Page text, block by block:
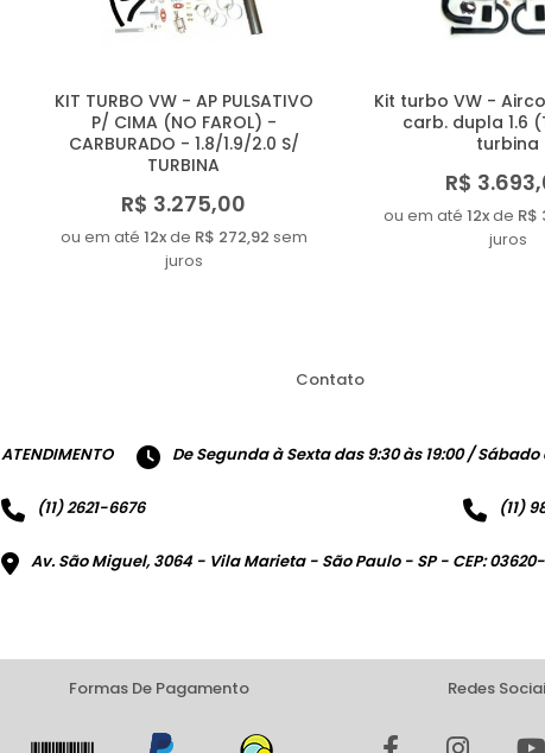
KIT TURBO VW - AP PULSATIVO
P/ CIMA (NO FAROL) -
CARBURADO - 1.8/1.9/2.0 S/
TURBINA
R$ 3.275,00
ou em até 12xde R$ 272,92 sem
juros
Kit turbo VW -
carb. dupla 1.6
turbina
R$
ou em até12xde R$
juros
Contato
ATENDIMENTO De Segunda à Sexta das 9:30 às 19:00 / Sábado
(11) 2621-6676 (11)
Av. São Miguel, 3064 - Vila Marieta - São Paulo - SP - CEP:
Formas De Pagamento Redes